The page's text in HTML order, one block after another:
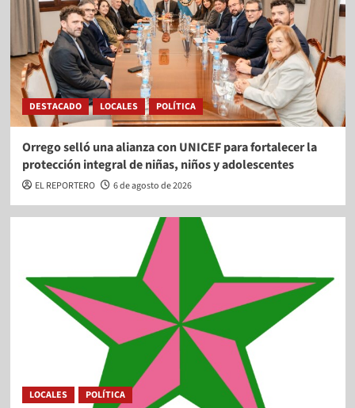
DESTACADO LOCALES POLÍTICA
Orrego selló una alianza con UNICEF para fortalecer la
protección integral de niñas, niños y adolescentes
EL REPORTERO 6 de agosto de 2026
LOCALES POLÍTICA